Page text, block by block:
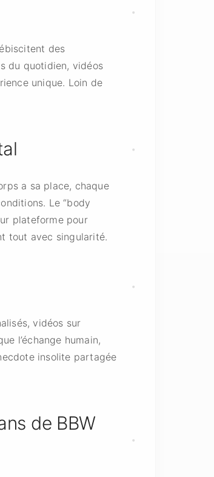
des
du quotidien, vidéos
unique. Loin de
a sa place, chaque
Le “body
plateforme pour
tout avec singularité.
vidéos sur
l’échange humain,
insolite partagée
de BBW